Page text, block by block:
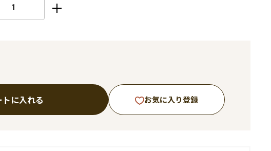
トに入れる お気に入り登録